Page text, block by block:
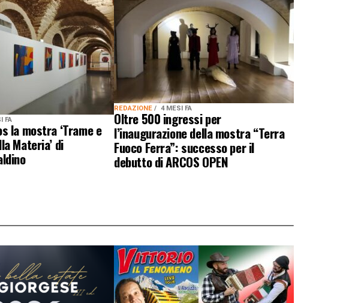
FA
la mostra ‘Trame e
Materia’ di
REDAZIONE 4 MESI FA
Oltre 500 ingressi per
l’inaugurazione della mostra “Terra
Fuoco Ferra”: successo per il
debutto di ARCOS OPEN